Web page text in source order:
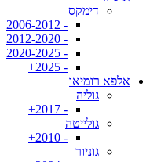
דימקס
- 2006-2012
- 2012-2020
- 2020-2025
- 2025+
אלפא רומיאו
גוליה
- 2017+
גולייטה
- 2010+
גוניור